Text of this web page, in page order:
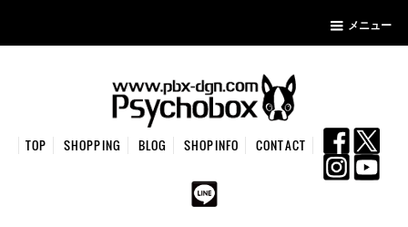
メニュー
TOP SHOPPING BLOG SHOPINFO CONTACT